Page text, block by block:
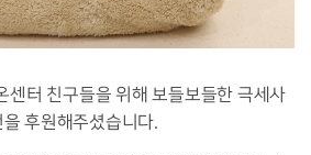
센터 친구들을 위해 보들보들한 극세사
을 후원해주셨습니다.